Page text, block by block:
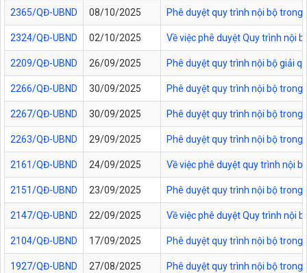
2365/QĐ-UBND 08/10/2025 Phê duyệt quy trình nội bộ
2324/QĐ-UBND 02/10/2025 Về việc phê duyệt Quy trình nội
2209/QĐ-UBND 26/09/2025 Phê duyệt quy trình nội bộ giải
2266/QĐ-UBND 30/09/2025 Phê duyệt quy trình nội bộ
2267/QĐ-UBND 30/09/2025 Phê duyệt quy trình nội bộ
2263/QĐ-UBND 29/09/2025 Phê duyệt quy trình nội bộ
2161/QĐ-UBND 24/09/2025 Về việc phê duyệt quy trình nội
2151/QĐ-UBND 23/09/2025 Phê duyệt quy trình nội bộ
2147/QĐ-UBND 22/09/2025 Về việc phê duyệt Quy trình nội
2104/QĐ-UBND 17/09/2025 Phê duyệt quy trình nội bộ
1927/QĐ-UBND 27/08/2025 Phê duyệt quy trình nội bộ